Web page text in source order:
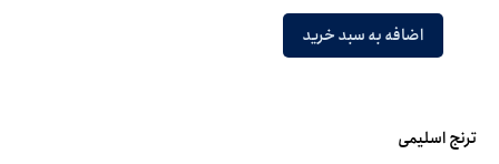
اضافه به سبد خرید
ترنج اسلیمی